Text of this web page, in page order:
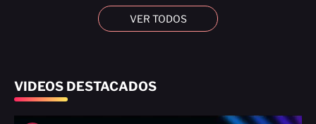
VER TODOS
VIDEOS DESTACADOS